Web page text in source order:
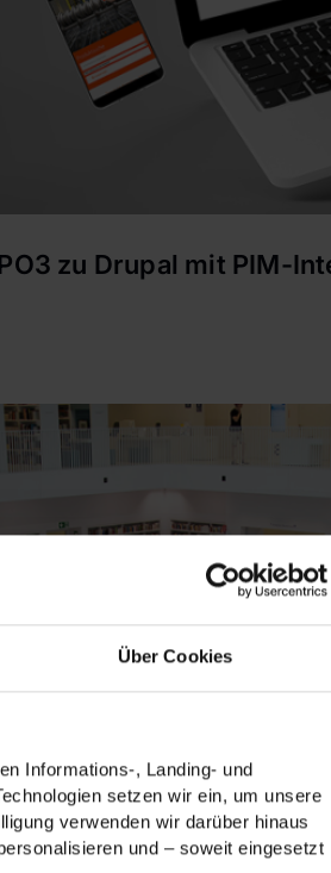
Über Cookies
Informations-, Landing- und
setzen wir ein, um unsere
verwenden wir darüber hinaus
und – soweit eingesetzt
zu Drupal mit PIM-